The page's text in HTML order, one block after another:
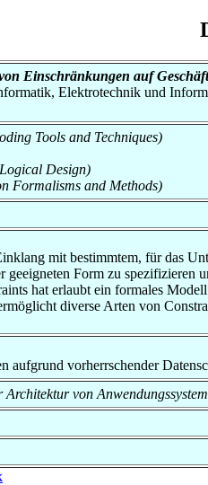
Einschränkungen auf
Elektrotechnik und
Tools and Techniques)
Design)
Formalisms and Methods)
mit bestimmtem, für das
geeigneten Form zu spezifizieren
hat erlaubt ein formales
diverse Arten von
aufgrund vorherrschender
von